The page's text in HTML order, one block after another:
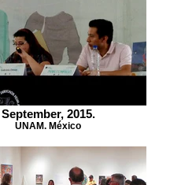
September, 2015.
UNAM. México